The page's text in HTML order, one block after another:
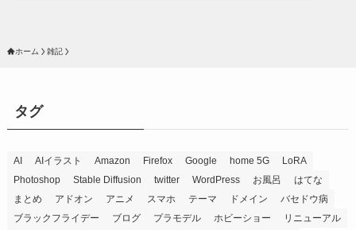
ホーム 雑記
タグ
AI AIイラスト Amazon Firefox Google home 5G
LoRA
Photoshop
Stable Diffusion twitter WordPress お風呂
はてな
まとめ
アドオン アニメ スマホ テーマ ドメイン
バセドウ病
ブラックフライデー
ブログ プラモデル ホビーショー
リニューアル